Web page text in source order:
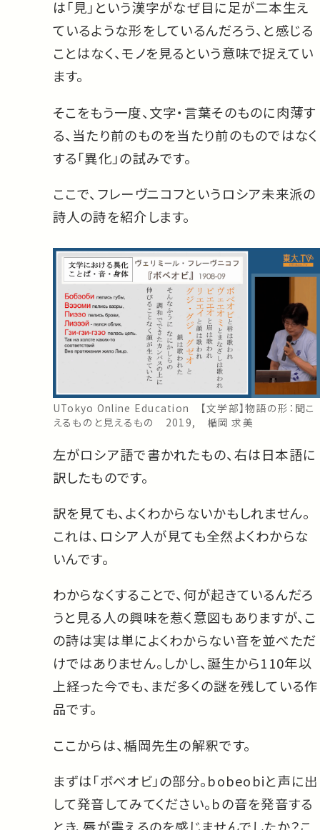
は「見」という漢字がなぜ目に足が二本生え
ているような形をしているんだろう、と感じる
ことはなく、モノを見るという意味で捉えてい
ます。
そこをもう一度、文字・言葉そのものに肉薄す
る、当たり前のものを当たり前のものではなく
する「異化」の試みです。
ここで、フレーヴニコフというロシア未来派の
詩人の詩を紹介します。
UTokyo Online Education 【文学部】物語の形：聞こ
えるものと見えるもの 2019, 楯岡 求美
左がロシア語で書かれたもの、右は日本語に
訳したものです。
訳を見ても、よくわからないかもしれません。
これは、ロシア人が見ても全然よくわからな
いんです。
わからなくすることで、何が起きているんだろ
うと見る人の興味を惹く意図もありますが、こ
の詩は実は単によくわからない音を並べただ
けではありません。しかし、誕生から110年以
上経った今でも、まだ多くの謎を残している作
品です。
ここからは、楯岡先生の解釈です。
まずは「ボベオビ」の部分。bobeobiと声に出
して発音してみてください。bの音を発音する